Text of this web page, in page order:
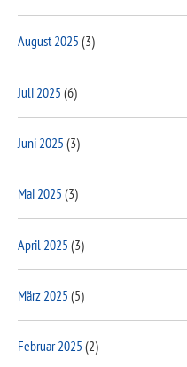
August 2025 (3)
Juli 2025 (6)
Juni 2025 (3)
Mai 2025 (3)
April 2025 (3)
März 2025 (5)
Februar 2025 (2)